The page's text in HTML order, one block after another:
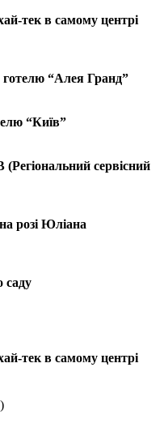
тек в самому центрі
“Алея Гранд”
“Київ”
сервісний
розі Юліана
саду
тек в самому центрі